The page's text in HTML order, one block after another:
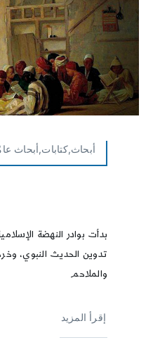
أبحاث,كتابات,أبحاث
بدأت بوادر النهضة
تدوين الحديث النبوي،
والملاحم
إقرأ المزيد